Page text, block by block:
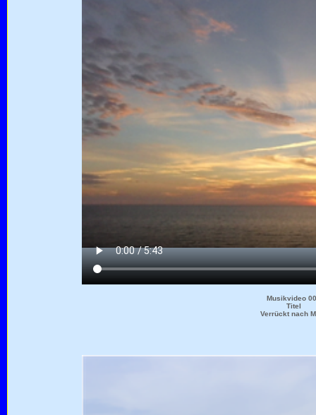
Musikvideo
Titel
Verrückt nach